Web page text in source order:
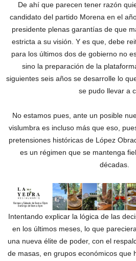
De ahí que parecen tener razón
candidato del partido Morena en el
presidente plenas garantías de que
estricta a su visión. Y es que, debe
para los últimos dos de gobierno no
sino la preparación de la
siguientes seis años se desarrolle lo
se pudo llevar a
No estamos pues, ante un posible
vislumbra es incluso más que eso,
pretensiones históricas de López
es un régimen que se mantenga
décadas.
Intentando explicar la lógica de las
en los últimos meses, lo que
una nueva élite de poder, con el
de masas, en grupos económicos que